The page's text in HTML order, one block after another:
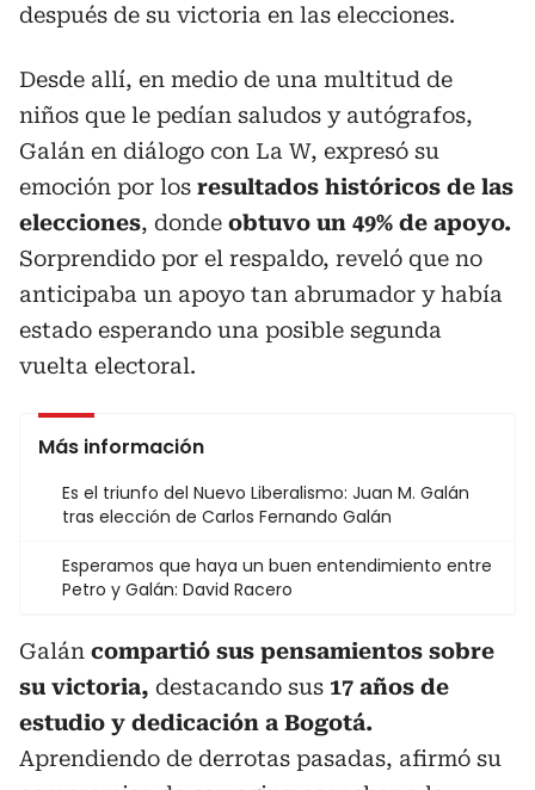
después de su victoria en las elecciones.
Desde allí, en medio de una multitud de
niños que le pedían saludos y autógrafos,
Galán en diálogo con La W, expresó su
emoción por los resultados históricos de las
elecciones, donde obtuvo un 49% de apoyo.
Sorprendido por el respaldo, reveló que no
anticipaba un apoyo tan abrumador y había
estado esperando una posible segunda
vuelta electoral.
Más información
Es el triunfo del Nuevo Liberalismo: Juan M. Galán
tras elección de Carlos Fernando Galán
Esperamos que haya un buen entendimiento entre
Petro y Galán: David Racero
Galán compartió sus pensamientos sobre
su victoria, destacando sus 17 años de
estudio y dedicación a Bogotá.
Aprendiendo de derrotas pasadas, afirmó su